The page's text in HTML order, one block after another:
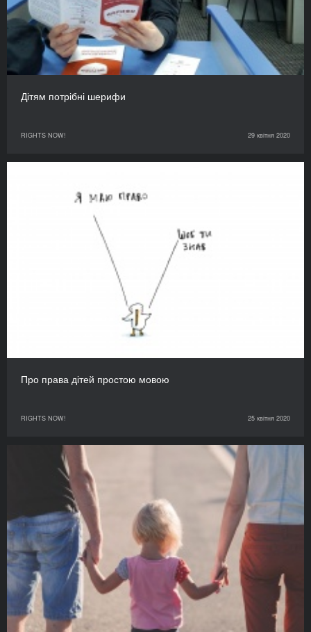
Дітям потрібні шерифи
RIGHTS NOW! 29 квітня 2020
Про права дітей простою мовою
RIGHTS NOW! 25 квітня 2020